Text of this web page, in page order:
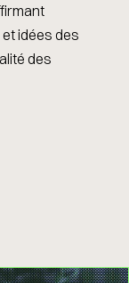
idées des
des